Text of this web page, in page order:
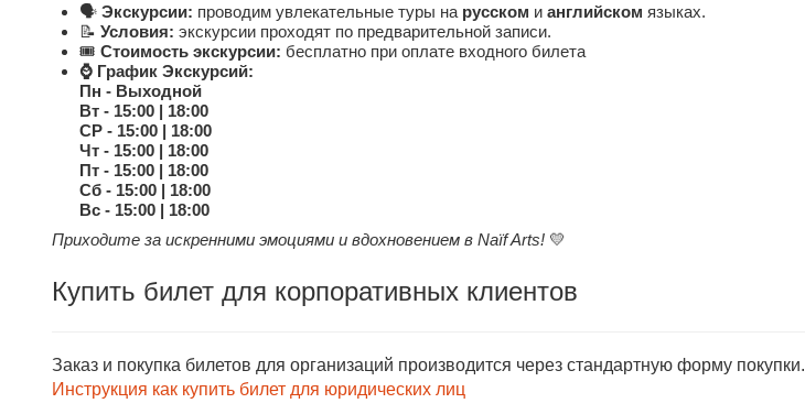
🗣️ Экскурсии: проводим увлекательные туры на русском и английском языках.
📝 Условия: экскурсии проходят по предварительной записи.
🎟️ Стоимость экскурсии: бесплатно при оплате входного билета
⌚ График Экскурсий:
Пн - Выходной
Вт - 15:00 | 18:00
СР - 15:00 | 18:00
Чт - 15:00 | 18:00
Пт - 15:00 | 18:00
Сб - 15:00 | 18:00
Вс - 15:00 | 18:00
Приходите за искренними эмоциями и вдохновением в Naïf Arts! 💛
Купить билет для корпоративных клиентов
Заказ и покупка билетов для организаций производится через стандартную форму покупки.
Инструкция как купить билет для юридических лиц